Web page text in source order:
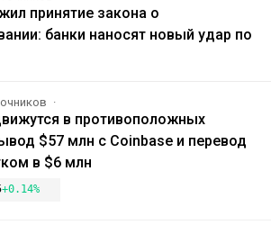
принятие закона о
банки наносят новый удар по
в противоположных
$57 млн с Coinbase и перевод
в $6 млн
+0.14%